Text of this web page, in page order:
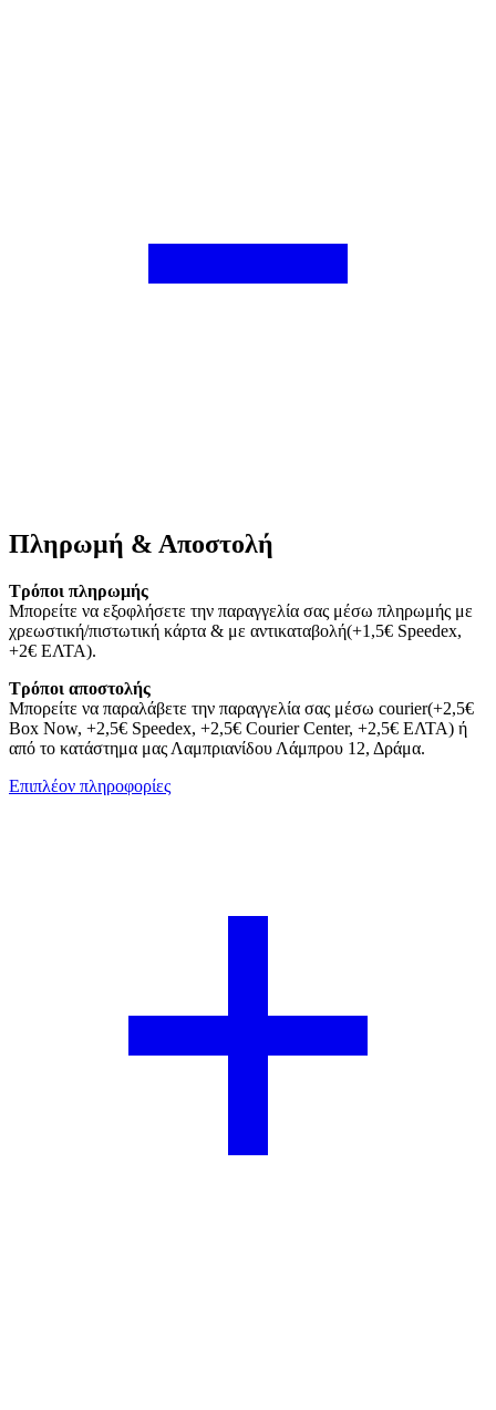
Πληρωμή & Αποστολή
Τρόποι πληρωμής
Μπορείτε να εξοφλήσετε την παραγγελία σας μέσω πληρωμής με
χρεωστική/πιστωτική κάρτα & με αντικαταβολή(+1,5€ Speedex,
+2€ ΕΛΤΑ).
Τρόποι αποστολής
Μπορείτε να παραλάβετε την παραγγελία σας μέσω courier(+2,5€
Box Now, +2,5€ Speedex, +2,5€ Courier Center, +2,5€ ΕΛΤΑ) ή
από το κατάστημα μας Λαμπριανίδου Λάμπρου 12, Δράμα.
Επιπλέον πληροφορίες